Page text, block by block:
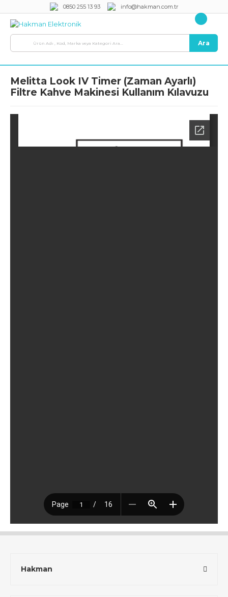
0850 255 13 93 info@hakman.com.tr
Ara
Melitta Look IV Timer (Zaman Ayarlı)
Filtre Kahve Makinesi Kullanım Kılavuzu
Hakman